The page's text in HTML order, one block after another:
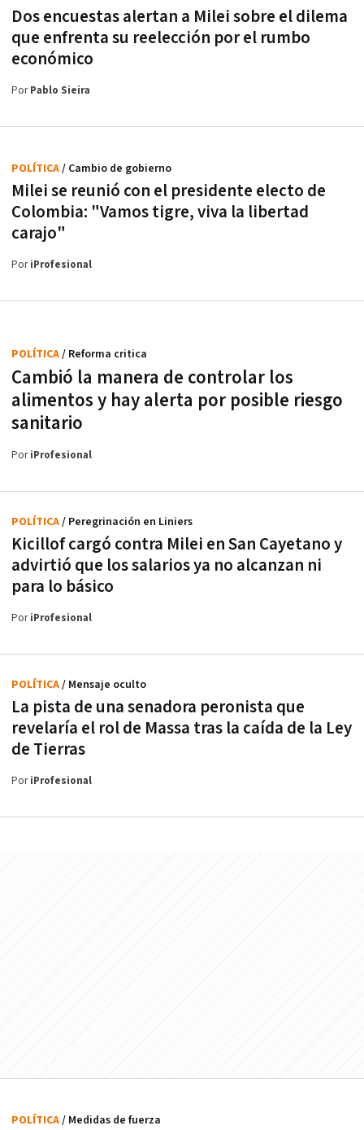
Dos encuestas alertan a Milei sobre el dilema
que enfrenta su reelección por el rumbo
económico
PorPablo Sieira
Milei se reunió con el presidente electo de
Colombia: "Vamos tigre, viva la libertad
carajo"
POLÍTICA/ Cambio de gobierno
PoriProfesional
Cambió la manera de controlar los
alimentos y hay alerta por posible riesgo
sanitario
POLÍTICA/ Reforma critica
PoriProfesional
Kicillof cargó contra Milei en San Cayetano y
advirtió que los salarios ya no alcanzan ni
para lo básico
POLÍTICA/ Peregrinación en Liniers
PoriProfesional
La pista de una senadora peronista que
revelaría el rol de Massa tras la caída de la Ley
de Tierras
POLÍTICA/ Mensaje oculto
PoriProfesional
POLÍTICA/ Medidas de fuerza